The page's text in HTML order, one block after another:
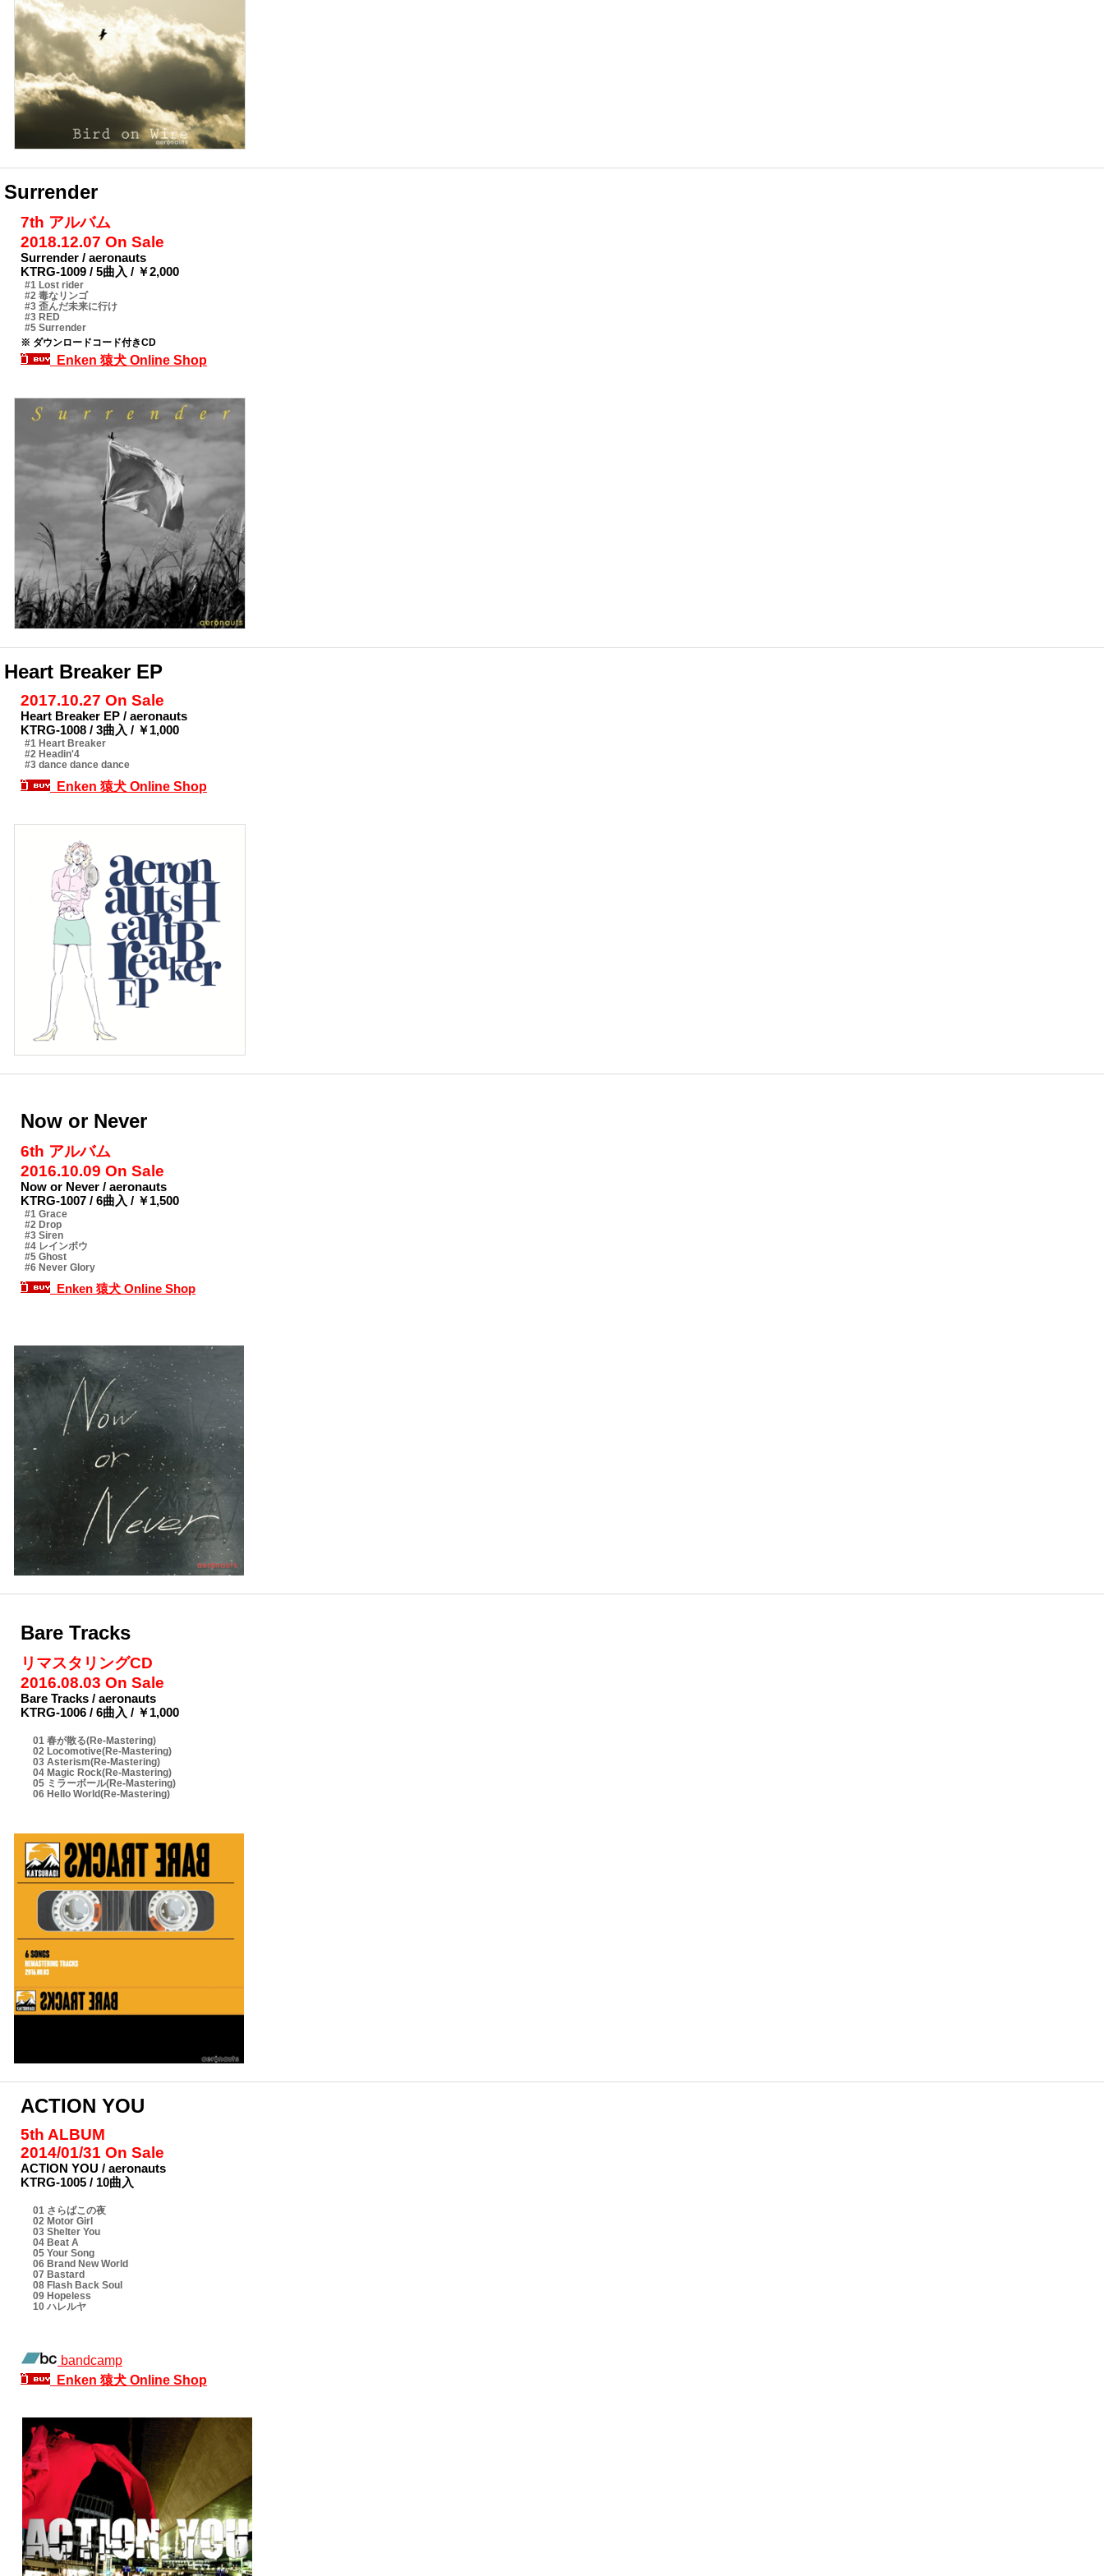
Surrender
7th アルバム
2018.12.07 On Sale
Surrender / aeronauts
KTRG-1009 / 5曲入 / ￥2,000
#1 Lost rider
#2 毒なリンゴ
#3 歪んだ未来に行け
#3 RED
#5 Surrender
※ ダウンロードコード付きCD
Enken 猿犬 Online Shop
Heart Breaker EP
2017.10.27 On Sale
Heart Breaker EP / aeronauts
KTRG-1008 / 3曲入 / ￥1,000
#1 Heart Breaker
#2 Headin'4
#3 dance dance dance
Enken 猿犬 Online Shop
Now or Never
6th アルバム
2016.10.09 On Sale
Now or Never / aeronauts
KTRG-1007 / 6曲入 / ￥1,500
#1 Grace
#2 Drop
#3 Siren
#4 レインボウ
#5 Ghost
#6 Never Glory
Enken 猿犬 Online Shop
Bare Tracks
リマスタリングCD
2016.08.03 On Sale
Bare Tracks / aeronauts
KTRG-1006 / 6曲入 / ￥1,000
01 春が散る(Re-Mastering)
02 Locomotive(Re-Mastering)
03 Asterism(Re-Mastering)
04 Magic Rock(Re-Mastering)
05 ミラーボール(Re-Mastering)
06 Hello World(Re-Mastering)
ACTION YOU
5th ALBUM
2014/01/31 On Sale
ACTION YOU / aeronauts
KTRG-1005 / 10曲入
01 さらばこの夜
02 Motor Girl
03 Shelter You
04 Beat A
05 Your Song
06 Brand New World
07 Bastard
08 Flash Back Soul
09 Hopeless
10 ハレルヤ
bandcamp
Enken 猿犬 Online Shop